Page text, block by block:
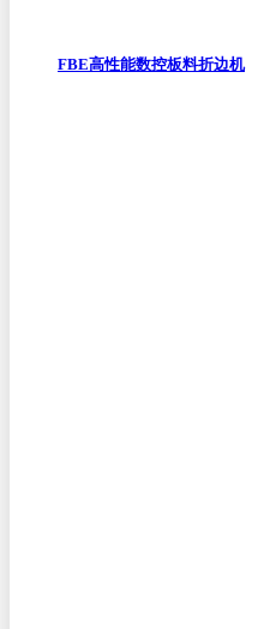
FBE高性能数控板料折边机